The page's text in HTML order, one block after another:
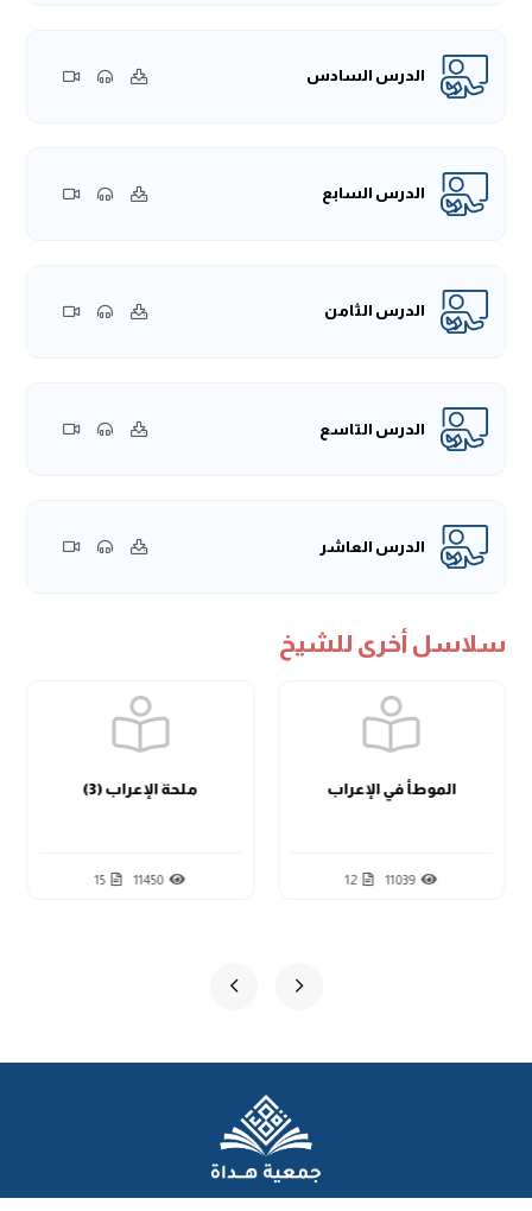
الدرس السادس
الدرس السابع
الدرس الثامن
الدرس التاسع
الدرس العاشر
الدرس الحادي عشر
الدرس الثاني عشر
سلاسل أخرى للشيخ
الموطأ في الإعراب
11039
12
ملحة الإعراب (3)
11450
15